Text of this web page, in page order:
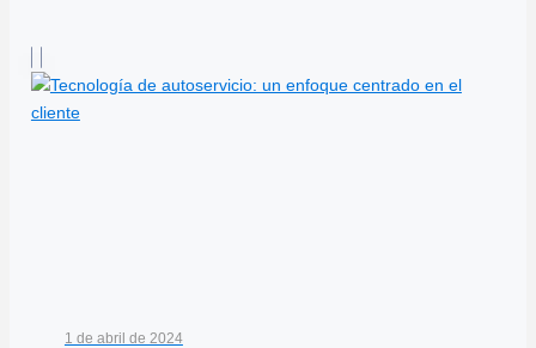
1 de abril de 2024